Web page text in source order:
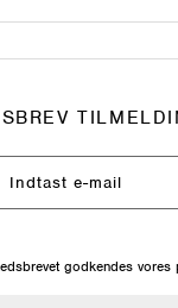
godkendes vores